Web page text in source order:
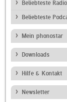
Beliebteste
Beliebteste
Mein phonostar
Downloads
Hilfe & Kontakt
Newsletter